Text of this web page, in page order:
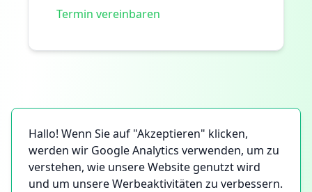
Termin vereinbaren
Hallo! Wenn Sie auf "Akzeptieren" klicken,
werden wir Google Analytics verwenden, um zu
verstehen, wie unsere Website genutzt wird
und um unsere Werbeaktivitäten zu verbessern.